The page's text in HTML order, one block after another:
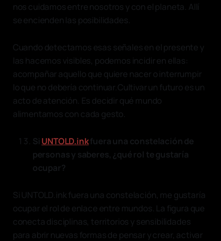
nos cuidamos entre nosotros y con el planeta. Allí
se encienden las posibilidades.
Cuando detectamos esas señales en el presente y
las hacemos visibles, podemos incidir en ellas:
acompañar aquello que quiere nacer o interrumpir
lo que no debería continuar.Cultivar un futuro es un
acto de atención. Es decidir qué mundo
alimentamos con cada gesto.
Si UNTOLD.inkfuera una constelación de
personas y saberes, ¿qué rol te gustaría
ocupar?
Si UNTOLD.ink fuera una constelación, me gustaría
ocupar el rol de enlace entre mundos. La figura que
conecta disciplinas, territorios y sensibilidades
para abrir nuevas formas de pensar y crear, activar